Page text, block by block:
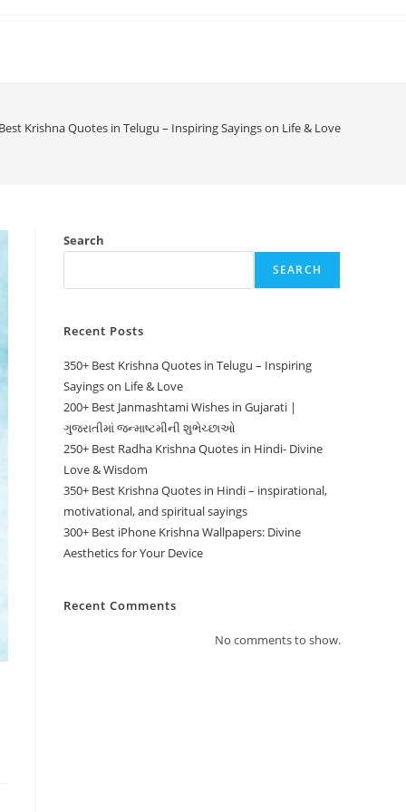
Krishna Quotes in Telugu – Inspiring Sayings on Life & Love
Search
SEARCH
Recent Posts
350+ Best Krishna Quotes in Telugu – Inspiring
Sayings on Life & Love
200+ Best Janmashtami Wishes in Gujarati |
ગુજરાતીમાં જન્માષ્ટમીની શુભેચ્છાઓ
250+ Best Radha Krishna Quotes in Hindi- Divine
Love & Wisdom
350+ Best Krishna Quotes in Hindi – inspirational,
motivational, and spiritual sayings
300+ Best iPhone Krishna Wallpapers: Divine
Aesthetics for Your Device
Recent Comments
No comments to show.